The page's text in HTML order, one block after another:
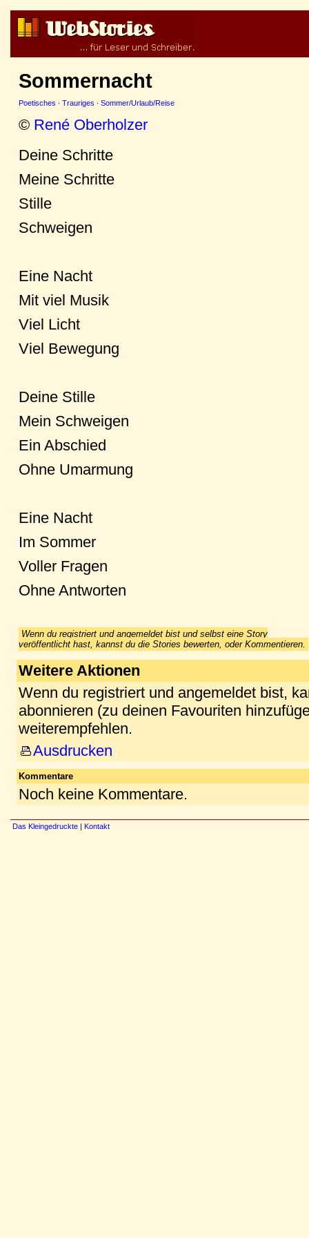
Sommernacht
Poetisches · Trauriges · Sommer/Urlaub/Reise
© René Oberholzer
Deine Schritte
Meine Schritte
Stille
Schweigen
Eine Nacht
Mit viel Musik
Viel Licht
Viel Bewegung
Deine Stille
Mein Schweigen
Ein Abschied
Ohne Umarmung
Eine Nacht
Im Sommer
Voller Fragen
Ohne Antworten
Wenn du registriert und angemeldet bist und selbst eine Story
veröffentlicht hast, kannst du die Stories bewerten, oder Kommentieren.
Weitere Aktionen
Wenn du registriert und angemeldet bist,
abonnieren (zu deinen Favouriten
weiterempfehlen.
Ausdrucken
Kommentare
Noch keine Kommentare.
Das Kleingedruckte | Kontakt